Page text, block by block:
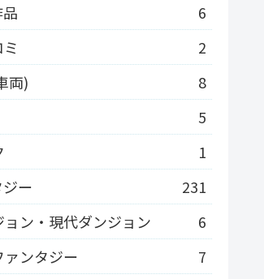
6
2
両)
8
5
1
ー
231
ョン・現代ダンジョン
6
ァンタジー
7